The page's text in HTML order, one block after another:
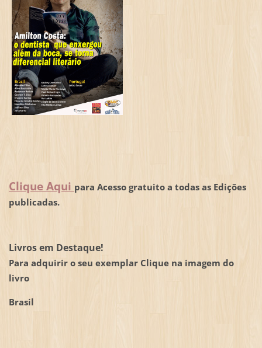
Clique Aqui para Acesso gratuito a todas as Edições
publicadas.
Livros em Destaque!
Para adquirir o seu exemplar Clique na imagem do
livro
Brasil